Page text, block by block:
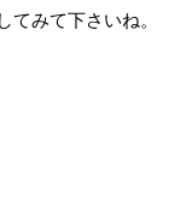
みて下さいね。